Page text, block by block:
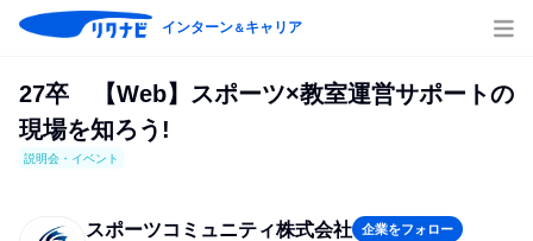
インターン＆キャリア
27卒 【Web】スポーツ×教室運営サポートの
現場を知ろう!
説明会・イベント
スポーツコミュニティ株式会社 企業をフォロー